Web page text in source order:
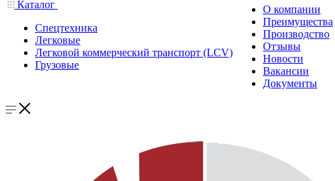
Каталог
Спецтехника
Легковые
Легковой коммерческий транспорт (LCV)
Грузовые
О компании
Преимущества
Производство
Отзывы
Новости
Вакансии
Документы